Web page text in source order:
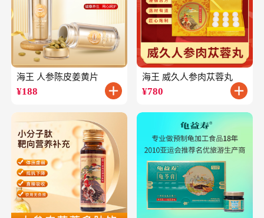
海王 人参陈皮姜黄片
¥188
海王 威久人参肉苁蓉丸
¥780